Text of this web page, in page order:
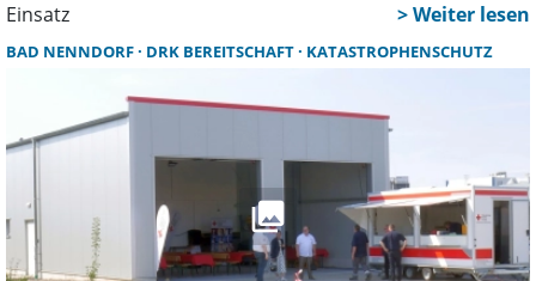
Einsatz
BAD NENNDORF DRK BEREITSCHAFT KATASTROPHENSCHUTZ